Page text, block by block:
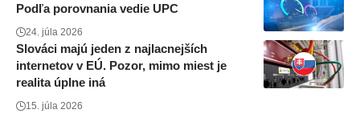
Podľa porovnania vedie UPC
24. júla 2026
Slováci majú jeden z najlacnejších
internetov v EÚ. Pozor, mimo miest je
realita úplne iná
15. júla 2026